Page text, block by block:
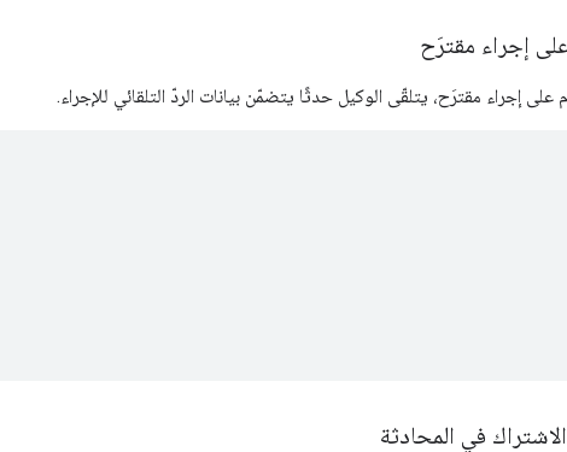
إجراء مقترَح
على إجراء مقترَح، يتلقّى الوكيل حدثًا يتضمّن بيانات الردّ التلقائي للإجراء.
في المحادثة